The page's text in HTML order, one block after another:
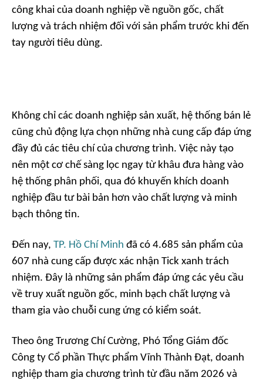
công khai của doanh nghiệp về nguồn gốc, chất
lượng và trách nhiệm đối với sản phẩm trước khi đến
tay người tiêu dùng.
Không chỉ các doanh nghiệp sản xuất, hệ thống bán lẻ
cũng chủ động lựa chọn những nhà cung cấp đáp ứng
đầy đủ các tiêu chí của chương trình. Việc này tạo
nên một cơ chế sàng lọc ngay từ khâu đưa hàng vào
hệ thống phân phối, qua đó khuyến khích doanh
nghiệp đầu tư bài bản hơn vào chất lượng và minh
bạch thông tin.
Đến nay, TP. Hồ Chí Minh đã có 4.685 sản phẩm của
607 nhà cung cấp được xác nhận Tick xanh trách
nhiệm. Đây là những sản phẩm đáp ứng các yêu cầu
về truy xuất nguồn gốc, minh bạch chất lượng và
tham gia vào chuỗi cung ứng có kiểm soát.
Theo ông Trương Chí Cường, Phó Tổng Giám đốc
Công ty Cổ phần Thực phẩm Vĩnh Thành Đạt, doanh
nghiệp tham gia chương trình từ đầu năm 2026 và